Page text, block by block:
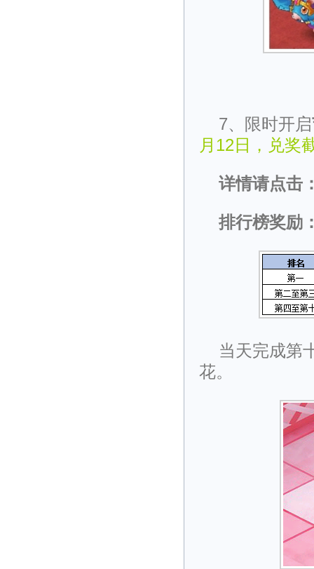
7、限时开启
月12日，兑奖
详情请点击
排行榜奖励
当天完成第
花。